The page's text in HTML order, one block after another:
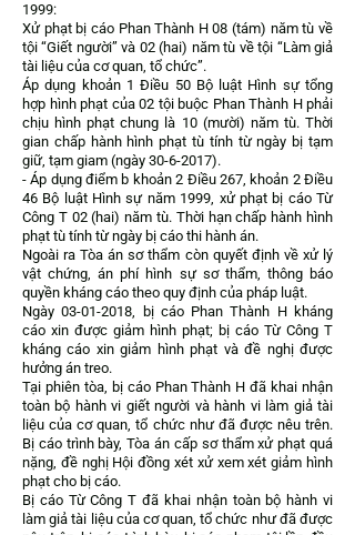
1999:
Xử phạt bị cáo Phan Thành H 08 (tám) năm tù về
tội “Giết người” và 02 (hai) năm tù về tội “Làm giả
tài liệu của cơ quan, tổ chức”.
Áp dụng khoản 1 Điều 50 Bộ luật Hình sự tổng
hợp hình phạt của 02 tội buộc Phan Thành H phải
chịu hình phạt chung là 10 (mười) năm tù. Thời
gian chấp hành hình phạt tù tính từ ngày bị tạm
giữ, tạm giam (ngày 30-6-2017).
- Áp dụng điểm b khoản 2 Điều 267, khoản 2 Điều
46 Bộ luật Hình sự năm 1999, xử phạt bị cáo Từ
Công T 02 (hai) năm tù. Thời hạn chấp hành hình
phạt tù tính từ ngày bị cáo thi hành án.
Ngoài ra Tòa án sơ thẩm còn quyết định về xử lý
vật chứng, án phí hình sự sơ thẩm, thông báo
quyền kháng cáo theo quy định của pháp luật.
Ngày03-01-2018, bị cáo Phan Thành H kháng
cáo xin được giảm hình phạt; bị cáo Từ Công T
kháng cáo xin giảm hình phạt và đề nghị được
hưởng án treo.
Tại phiên tòa, bị cáo Phan Thành H đã khai nhận
toàn bộ hành vi giết người và hành vi làm giả tài
liệu của cơ quan, tổ chức như đã được nêu trên.
Bị cáo trình bày, Tòa án cấp sơ thẩm xử phạt quá
nặng, đề nghị Hội đồng xét xử xem xét giảm hình
phạt cho bị cáo.
Bị cáo Từ Công T đã khai nhận toàn bộ hành vi
làm giả tài liệu của cơ quan, tổ chức như đã được